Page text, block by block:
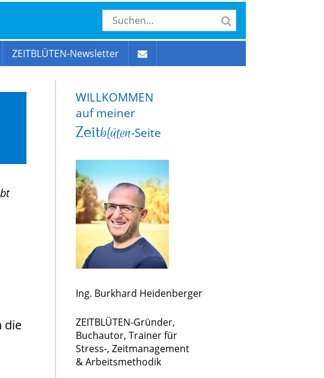
ZEITBLÜTEN-Newsletter
die
WILLKOMMEN
auf meiner
Zeitblüten-Seite
Ing. Burkhard Heidenberger
ZEITBLÜTEN-Gründer,
Buchautor, Trainer für
Stress-, Zeitmanagement
& Arbeitsmethodik